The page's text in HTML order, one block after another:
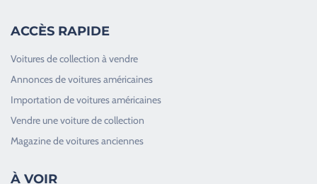
ACCÈS RAPIDE
Voitures de collection à vendre
Annonces de voitures américaines
Importation de voitures américaines
Vendre une voiture de collection
Magazine de voitures anciennes
À VOIR